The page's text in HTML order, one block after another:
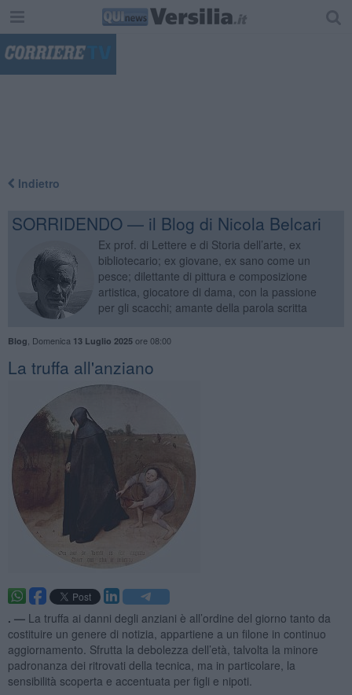
Indietro
SORRIDENDO — il Blog di Nicola Belcari
Ex prof. di Lettere e di Storia dell’arte, ex
bibliotecario; ex giovane, ex sano come un
pesce; dilettante di pittura e composizione
artistica, giocatore di dama, con la passione
per gli scacchi; amante della parola scritta
Blog Domenica 13 Luglio 2025ore 08:00
La truffa all'anziano
. — La truffa ai danni degli anziani è all’ordine del giorno tanto da
costituire un genere di notizia, appartiene a un filone in continuo
aggiornamento. Sfrutta la debolezza dell’età, talvolta la minore
padronanza dei ritrovati della tecnica, ma in particolare, la
sensibilità scoperta e accentuata per figli e nipoti.